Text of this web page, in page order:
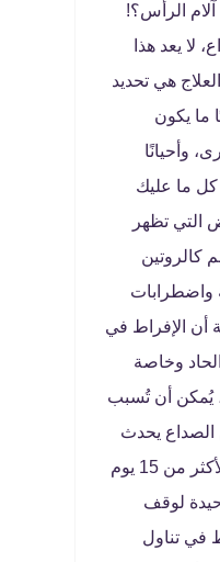
الرأس؟!
لا يعد هذا
هي تحديد
ما يكون
وأحيانًا
ما عليك
التي تظهر
كالروتين
واضطرابات
أن الإفراط في
وخاصة
يُمكن أن تُسبب
الصداع يحدث
نتيجة الإفراط في تناول الأدوية لأكثر من 15 يوم
لوقف
في تناول